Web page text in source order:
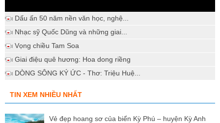
Dấu ấn 50 năm nền văn học, nghệ...
Nhạc sỹ Quốc Dũng và những giai...
Vọng chiều Tam Soa
Giai điệu quê hương: Hoa dong riềng
DÒNG SÔNG KÝ ỨC - Thơ: Triệu Huệ...
TIN XEM NHIỀU NHẤT
Vẻ đẹp hoang sơ của biển Kỳ Phú – huyện Kỳ Anh